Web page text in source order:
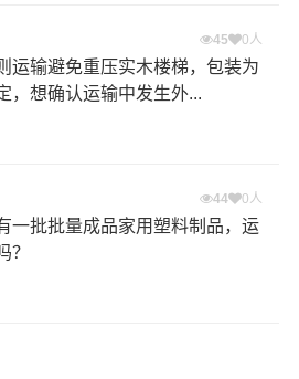
45 0人
运输避免重压实木楼梯，包装为
，想确认运输中发生外...
44 0人
一批批量成品家用塑料制品，运
？